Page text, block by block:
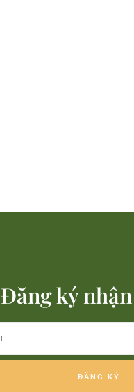
Đăng ký
ĐĂNG KÝ